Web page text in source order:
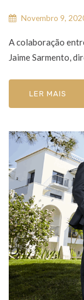
Novembro 9,
A colaboração
Jaime Sarmento,
LER MAIS